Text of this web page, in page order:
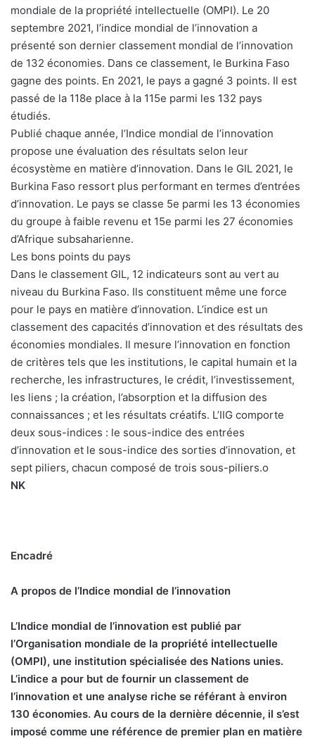
mondiale de la propriété intellectuelle (OMPI). Le 20
septembre 2021, l’indice mondial de l’innovation a
présenté son dernier classement mondial de l’innovation
de 132 économies. Dans ce classement, le Burkina Faso
gagne des points. En 2021, le pays a gagné 3 points. Il est
passé de la 118e place à la 115e parmi les 132 pays
étudiés.
Publié chaque année, l’Indice mondial de l’innovation
propose une évaluation des résultats selon leur
écosystème en matière d’innovation. Dans le GIL 2021, le
Burkina Faso ressort plus performant en termes d’entrées
d’innovation. Le pays se classe 5e parmi les 13 économies
du groupe à faible revenu et 15e parmi les 27 économies
d’Afrique subsaharienne.
Les bons points du pays
Dans le classement GIL, 12 indicateurs sont au vert au
niveau du Burkina Faso. Ils constituent même une force
pour le pays en matière d’innovation. L’indice est un
classement des capacités d’innovation et des résultats des
économies mondiales. Il mesure l’innovation en fonction
de critères tels que les institutions, le capital humain et la
recherche, les infrastructures, le crédit, l’investissement,
les liens ; la création, l’absorption et la diffusion des
connaissances ; et les résultats créatifs. L’IIG comporte
deux sous-indices : le sous-indice des entrées
d’innovation et le sous-indice des sorties d’innovation, et
sept piliers, chacun composé de trois sous-piliers.o
NK
Encadré
A propos de l’Indice mondial de l’innovation
L’Indice mondial de l’innovation est publié par
l’Organisation mondiale de la propriété intellectuelle
(OMPI), une institution spécialisée des Nations unies.
L’indice a pour but de fournir un classement de
l’innovation et une analyse riche se référant à environ
130 économies. Au cours de la dernière décennie, il s’est
imposé comme une référence de premier plan en matière